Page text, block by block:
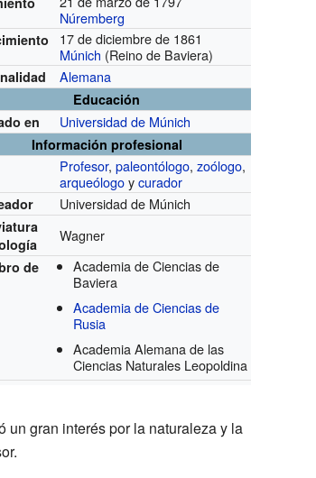
Núremberg
17 de diciembre de 1861
Múnich (Reino de Baviera)
Alemana
Educación
en
Universidad de Múnich
Información profesional
Profesor,paleontólogo,zoólogo,
arqueólogoycurador
Universidad de Múnich
Wagner
de
Academia de Ciencias de
Baviera
Academia de Ciencias de
Rusia
Academia Alemana de las
Ciencias Naturales Leopoldina
un gran interés por la naturaleza y la